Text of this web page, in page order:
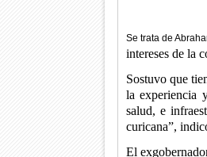
Se trata de
intereses de la
Sostuvo que
la experiencia
salud, e
curicana”,
El